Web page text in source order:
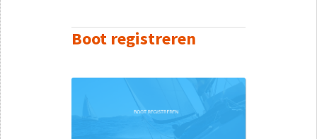
Boot registreren